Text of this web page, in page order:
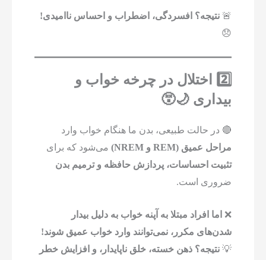
🚨نتیجه؟ افسردگی، اضطراب و احساس ناامیدی!
😞
2️⃣ اختلال در چرخه خواب و
بیداری 🌙😵
🔴 در حالت طبیعی، بدن ما هنگام خواب وارد
مراحل عمیق (REM و NREM)
می‌شود که برای
تثبیت احساسات، پردازش حافظه و ترمیم بدن
ضروری است.
❌ اما افراد مبتلا به آپنه خواب به دلیل بیدار
شدن‌های مکرر، نمی‌توانند وارد خواب عمیق شوند!
💡نتیجه؟ ذهن خسته، خلق ناپایدار، و افزایش خطر